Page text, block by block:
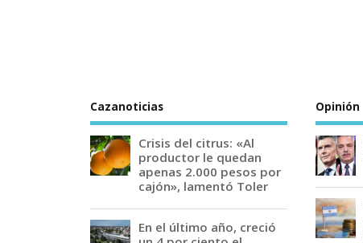
Cazanoticias
Crisis del citrus: «Al
productor le quedan
apenas 2.000 pesos por
cajón», lamentó Toler
En el último año, creció
Opinión